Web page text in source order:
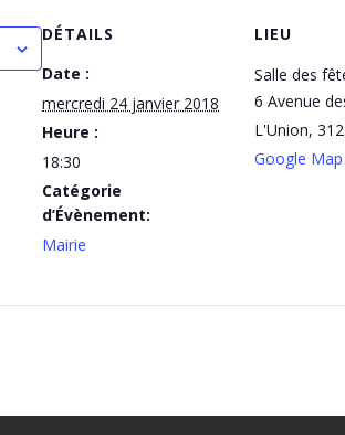
DÉTAILS
Date :
mercredi 24 janvier 2018
Heure :
18:30
Catégorie
d’Évènement:
Mairie
LIEU
Salle des
6 Avenue
L'Union,
Google Map